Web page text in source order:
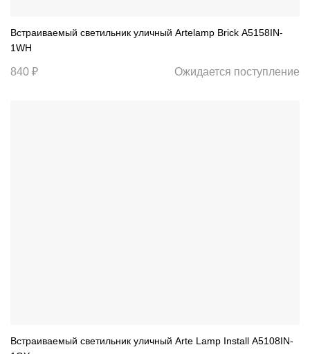
Встраиваемый светильник уличный Artelamp Brick A5158IN-
1WH
840 ₽ Ожидается поступление
Встраиваемый светильник уличный Arte Lamp Install A5108IN-